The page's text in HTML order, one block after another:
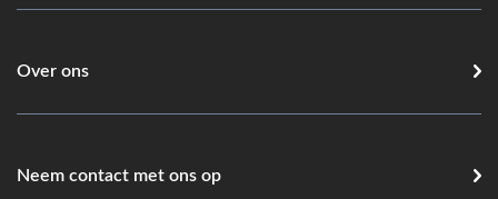
Over ons
Neem contact met ons op